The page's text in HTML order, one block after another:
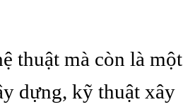
thuật mà còn là một
dựng, kỹ thuật xây